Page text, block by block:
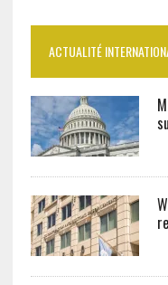
ACTUALITÉ